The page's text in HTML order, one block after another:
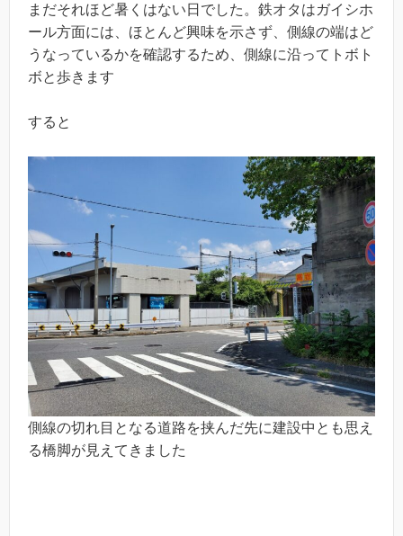
まだそれほど暑くはない日でした。鉄オタはガイシホ
ール方面には、ほとんど興味を示さず、側線の端はど
うなっているかを確認するため、側線に沿ってトボト
ボと歩きます
すると
側線の切れ目となる道路を挟んだ先に建設中とも思え
る橋脚が見えてきました